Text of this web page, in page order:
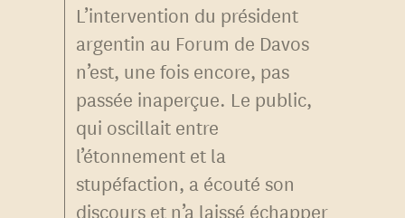
L’intervention du président
argentin au Forum de Davos
n’est, une fois encore, pas
passée inaperçue. Le public,
qui oscillait entre
l’étonnement et la
stupéfaction, a écouté son
discours et n’a laissé échapper